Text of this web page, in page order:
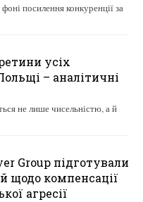
посилення конкуренції за
усіх
– аналітичні
не лише чисельністю, а й
Group підготували
щодо компенсації
агресії